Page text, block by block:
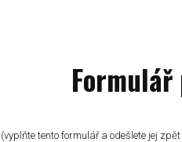
(vyplňte tento formulář a odešlete jej